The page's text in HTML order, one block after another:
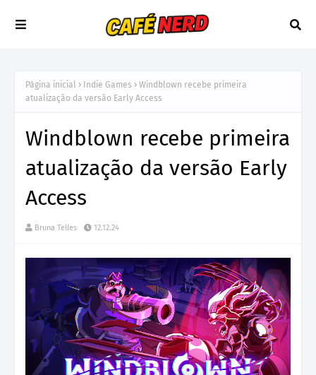
Página inicial Indie Games
Windblown recebe primeira
atualização da versão Early Access
Windblown recebe primeira
atualização da versão Early
Access
Bruna Telles 12.12.24